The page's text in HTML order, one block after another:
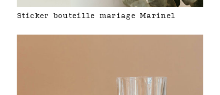
Sticker bouteille mariage Marinel